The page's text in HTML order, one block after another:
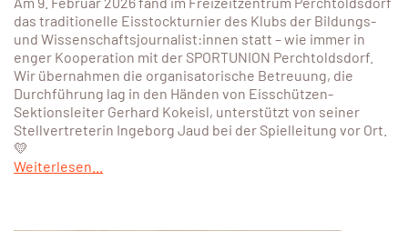
das traditionelle Eisstockturnier des Klubs der Bildungs-
und Wissenschaftsjournalist:innen statt – wie immer in
enger Kooperation mit der SPORTUNION Perchtoldsdorf.
Wir übernahmen die organisatorische Betreuung, die
Durchführung lag in den Händen von Eisschützen-
Sektionsleiter Gerhard Kokeisl, unterstützt von seiner
Stellvertreterin Ingeborg Jaud bei der Spielleitung vor Ort.
💛
Weiterlesen...